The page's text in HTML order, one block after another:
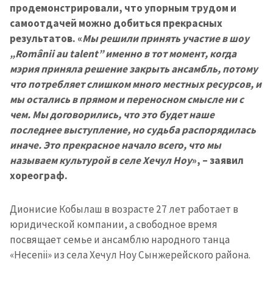
продемонстрировали, что упорным трудом и
самоотдачей можно добиться прекрасных
результатов. «Мы решили принять участие в шоу
„Românii au talent” именно в тот момент, когда
мэрия приняла решение закрыть ансамбль, потому
что потребляет слишком много местных ресурсов, и
мы остались в прямом и переносном смысле ни с
чем. Мы договорились, что это будет наше
последнее выступление, но судьба распорядилась
иначе. Это прекрасное начало всего, что мы
называем культурой в селе Хечул Ноу», – заявил
хореограф.
Дионисие Кобылаш в возрасте 27 лет работает в
юридической компании, а свободное время
посвящает семье и ансамблю народного танца
«Hecenii» из села Хечул Ноу Сынжерейского района.